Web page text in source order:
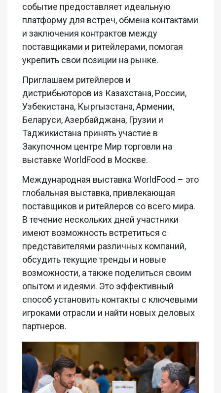
событие предоставляет идеальную
платформу для встреч, обмена контактами
и заключения контрактов между
поставщиками и ритейлерами, помогая
укрепить свои позиции на рынке.
Приглашаем ритейлеров и
дистрибьюторов из Казахстана, России,
Узбекистана, Кыргызстана, Армении,
Беларуси, Азербайджана, Грузии и
Таджикистана принять участие в
Закупочном центре Мир торговли на
выставке WorldFood в Москве.
Международная выставка WorldFood – это
глобальная выставка, привлекающая
поставщиков и ритейлеров со всего мира.
В течение нескольких дней участники
имеют возможность встретиться с
представителями различных компаний,
обсудить текущие тренды и новые
возможности, а также поделиться своим
опытом и идеями. Это эффективный
способ установить контакты с ключевыми
игроками отрасли и найти новых деловых
партнеров.